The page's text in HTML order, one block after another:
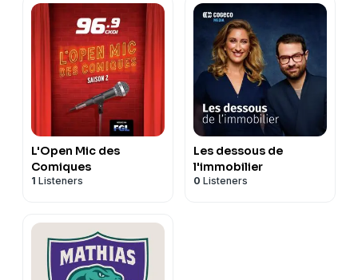
L'Open Mic des
Comiques
1 Listeners
Les dessous de
l'immobilier
0 Listeners